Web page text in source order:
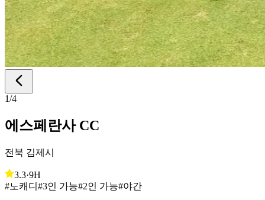
1/4
에스페란사 CC
전북 김제시
3.3·9H
#노캐디 #3인 가능#2인 가능#야간